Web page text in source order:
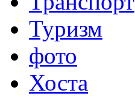
Туризм
фото
Хоста